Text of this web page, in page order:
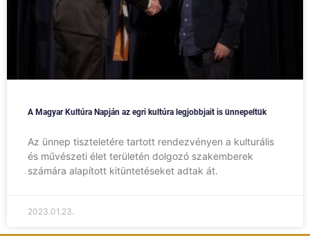
A Magyar Kultúra Napján az egri kultúra legjobbjait is ünnepeltük
Az ünnep tiszteletére tartott rendezvényen a kulturális
és művészeti élet területén dolgozó szakemberek
számára alapított kitüntetéseket adtak át.
2023.01.23.